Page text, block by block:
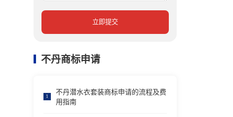
立即提交
不丹商标申请
1
不丹潜水衣套装商标申请的流程及费
用指南